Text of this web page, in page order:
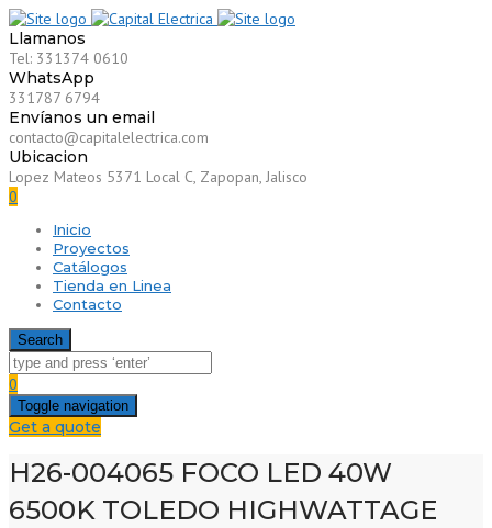
Llamanos
Tel: 331374 0610
WhatsApp
331787 6794
Envíanos un email
contacto@capitalelectrica.com
Ubicacion
Lopez Mateos 5371 Local C, Zapopan, Jalisco
0
Inicio
Proyectos
Catálogos
Tienda en Linea
Contacto
Search
0
Toggle navigation
Get a quote
H26-004065 FOCO LED 40W
6500K TOLEDO HIGHWATTAGE